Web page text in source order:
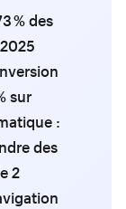
% des
sur
:
des
2